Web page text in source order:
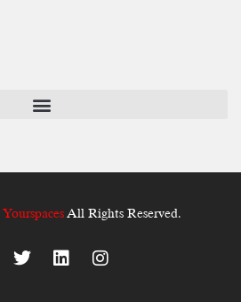
YourspacesAll Rights Reserved.